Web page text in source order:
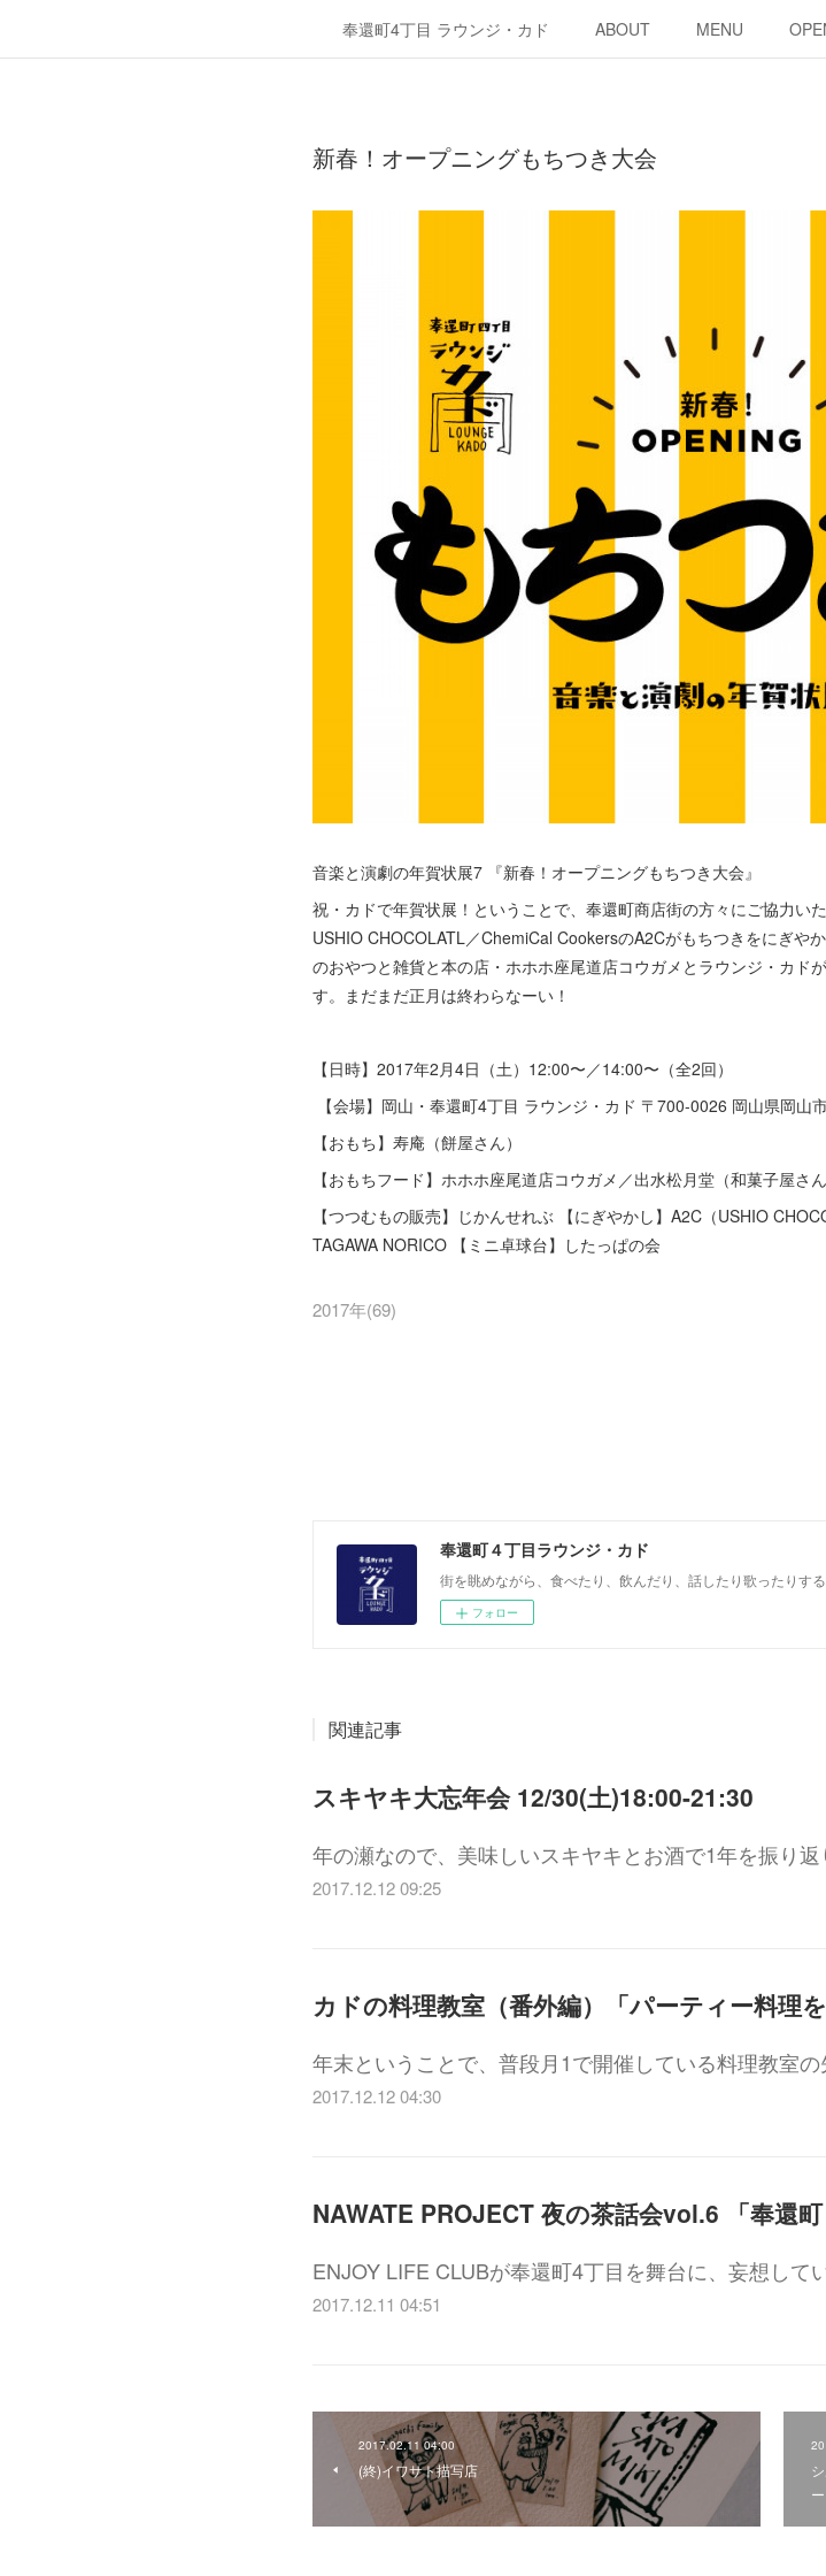
奉還町4丁目 ラウンジ・カド ABOUT MENU
新春！オープニングもちつき大会
音楽と演劇の年賀状展7 『新春！オープニングもちつき大会』
祝・カドで年賀状展！ということで、奉還町商店街の方々にご協力い
USHIO CHOCOLATL／ChemiCal CookersのA2Cがもちつきをにぎや
のおやつと雑貨と本の店・ホホホ座尾道店コウガメとラウンジ・カド
す。まだまだ正月は終わらなーい！
【日時】2017年2月4日（土）12:00〜／14:00〜（全2回）
【会場】岡山・奉還町4丁目 ラウンジ・カド 〒700-0026 岡山県岡山
【おもち】寿庵（餅屋さん）
【おもちフード】ホホホ座尾道店コウガメ／出水松月堂（和菓子屋さ
【つつむもの販売】じかんせれぶ 【にぎやかし】A2C（USHIO
TAGAWA NORICO 【ミニ卓球台】したっぱの会
2017年(69)
奉還町４丁目ラウンジ・カド
街を眺めながら、食べたり、飲んだり、話したり歌ったりす
フォロー
関連記事
スキヤキ大忘年会 12/30(土)18:00-21:30
年の瀬なので、美味しいスキヤキとお酒で1年を振り
2017.12.12 09:25
年末ということで、普段月1で開催している料理教室
2017.12.12 04:30
ENJOY LIFE CLUBが奉還町4丁目を舞台に、妄想し
2017.12.11 04:51
2017.02.11 04:00
(終)イワサト描写店